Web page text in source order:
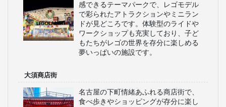
感できるテーマパークで、レゴモデル
で彩られたアトラクションやミニラン
ドが見どころです。体験型のライドや
ワークショップも充実しており、子ど
もたちがレゴの世界を存分に楽しめる
夢いっぱいの施設です。
大須商店街
名古屋の下町情緒あふれる商店街で、
食べ歩きやショッピングが存分に楽し